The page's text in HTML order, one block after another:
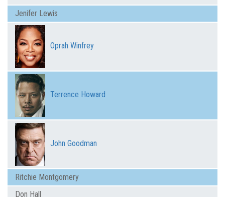
Jenifer Lewis
Oprah Winfrey
Terrence Howard
John Goodman
Ritchie Montgomery
Don Hall